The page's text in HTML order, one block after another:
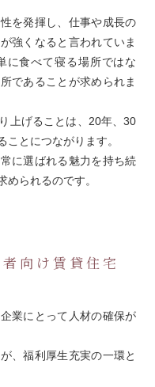
を発揮し、仕事や成長の
強くなると言われていま
に食べて寝る場所ではな
であることが求められま
上げることは、20年、30
とにつながります。
に選ばれる魅力を持ち続
られるのです。
向け賃貸住宅
業にとって人材の確保が
、福利厚生充実の一環と